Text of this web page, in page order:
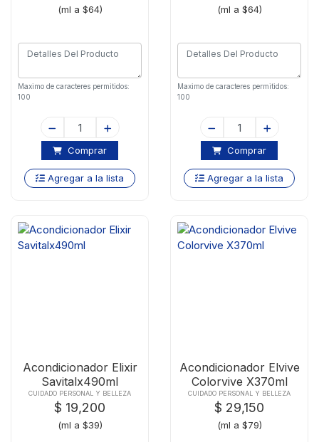
(ml a $64)
Maximo de caracteres permitidos:
100
Comprar
Agregar a la lista
(ml a $64)
Maximo de caracteres permitidos:
100
Comprar
Agregar a la lista
Acondicionador Elixir
Savitalx490ml
CUIDADO PERSONAL Y BELLEZA
$ 19,200
(ml a $39)
Acondicionador Elvive
Colorvive X370ml
CUIDADO PERSONAL Y BELLEZA
$ 29,150
(ml a $79)